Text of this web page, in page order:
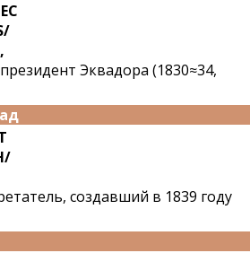
Эквадора (1830≈34,
создавший в 1839 году